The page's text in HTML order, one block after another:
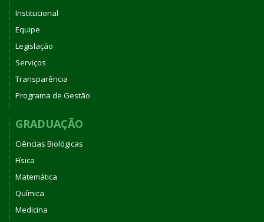
Institucional
Equipe
Legislação
Serviços
Transparência
Programa de Gestão
GRADUAÇÃO
Ciências Biológicas
Física
Matemática
Química
Medicina